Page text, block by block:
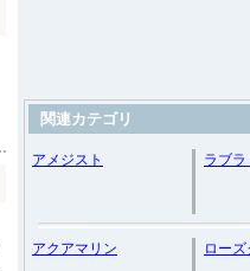
関連カテゴリ
アメジスト ラブラ
アクアマリン ロー